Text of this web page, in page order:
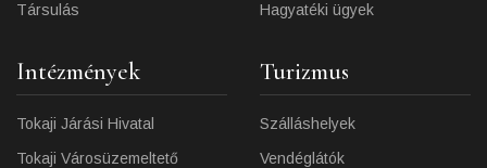
Társulás
Hagyatéki ügyek
Intézmények
Tokaji Járási Hivatal
Tokaji Városüzemeltető
Turizmus
Szálláshelyek
Vendéglátók